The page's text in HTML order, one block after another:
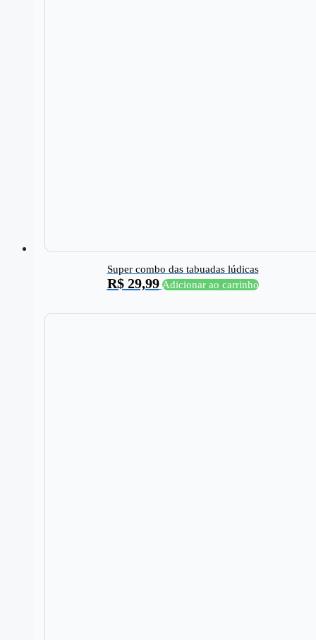
Super combo das tabuadas lúdicas
R$29,99 Adicionar ao carrinho